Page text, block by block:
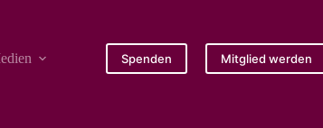
Spenden Mitglied werden